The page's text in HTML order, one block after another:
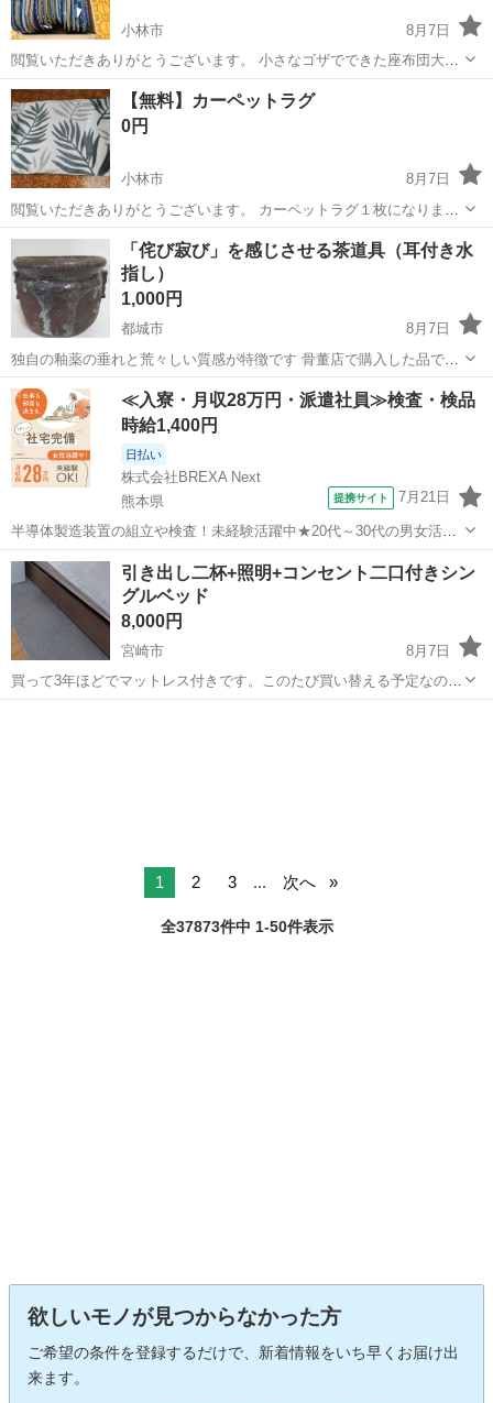
小林市
8月7日
閲覧いただきありがとうございます。 小さなゴザでできた座布団大量
にあります。 一つあたりのおおよそのサイズは４０ｘ４０ｃｍ程度で
す。 柄は様々です。 入用の方いらっしゃいましたら、ご検討くださ
い。 ...
宮崎 小林市 カーペット/マット/ラグ
【無料】カーペットラグ
0円
小林市
8月7日
閲覧いただきありがとうございます。 カーペットラグ１枚になりま
す。 約１４０ｃｍ ｘ 約１００ｃｍ 裏のふちは結構よれています
が、入用の方いらっしゃいましたら、ご検討ください。 お取引場所は
吉都線の飯...
宮崎 小林市 カーペット/マット/ラグ カーペットラグ
「侘び寂び」を感じさせる茶道具（耳付き水
指し）
1,000円
都城市
8月7日
独自の釉薬の垂れと荒々しい質感が特徴です 骨董店で購入した品で、
使い込まれた味わいと風情を醸し出しています 用途 : インテリア・
花器等々 高さ : 14 直径 : 17
宮崎 都城市 インテリア雑貨/小物
≪入寮・月収28万円・派遣社員≫検査・検品
時給1,400円
日払い
株式会社BREXA Next
熊本県
提携サイト 7月21日
半導体製造装置の組立や検査！未経験活躍中★20代～30代の男女活躍
中★ワンルーム寮完備！赴任旅費会社負担！マイカー通勤OK！無料駐
車場あり！正社員登用あり！《熊本県菊池郡大津町》 人気の工場のお
仕事 ◇半導体製造装置の組立...
熊本 その他
引き出し二杯+照明+コンセント二口付きシン
グルベッド
8,000円
宮崎市
8月7日
買って3年ほどでマットレス付きです。このたび買い替える予定なの
で、取りに来てくださる方限定です。 よろしくお願い致します。
1 2 3 ... 次へ
全37873件中 1-50件表示
欲しいモノが見つからなかった方
ご希望の条件を登録するだけで、新着情報をいち早くお届け出
来ます。